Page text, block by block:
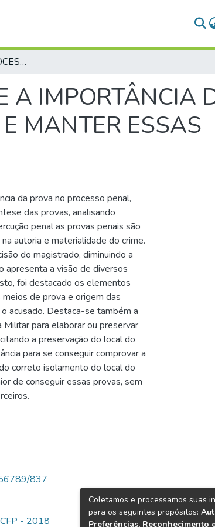
AS PROVAS NO PROCESSO PENAL E A IMPORTÂNCIA DA POLICIA MILITAR PARA CONSEGUIR E MANTER ESSAS PROVAS
A IMPORTÂNCIA
MANTER ESSAS
da prova no processo penal,
das provas, analisando
penal as provas penais são
autoria e materialidade do crime.
do magistrado, diminuindo a
apresenta a visão de diversos
foi destacado os elementos
de prova e origem das
acusado. Destaca-se também a
para elaborar ou preservar
a preservação do local do
para se conseguir comprovar a
correto isolamento do local do
de conseguir essas provas, sem
837
- 2018
Coletamos e processamos suas
para os seguintes propósitos:
Preferências, Reconhecimento